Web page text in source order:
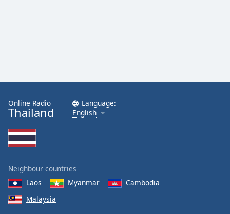
Online Radio
Thailand
Language:
English
Neighbour countries
Laos
Myanmar
Cambodia
Malaysia